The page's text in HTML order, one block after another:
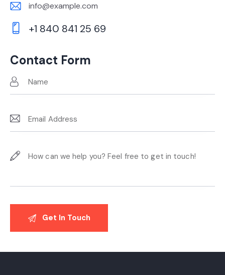
E-
m
info@example.com
on
e:
+1 840 841 25 69
Contact Form